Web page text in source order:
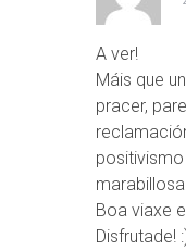
A ver!
Máis que
pracer,
Boa viaxe
Disfrutade!